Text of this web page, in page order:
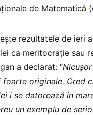
de Matematică (
rezultatele de ieri
ca meritocrație sau
a declarat: “
foarte originale. Cred
i se datorează în
un exemplu de